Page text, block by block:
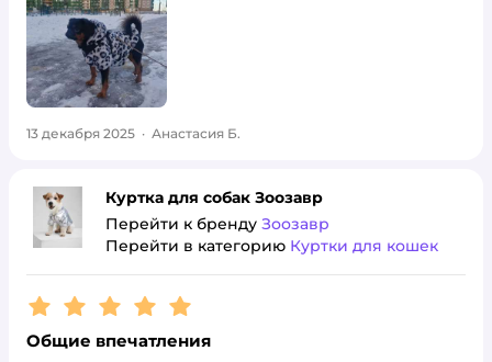
13 декабря 2025 · Анастасия Б.
Куртка для собак Зоозавр
Перейти к бренду Зоозавр
Перейти в категорию Куртки для кошек
Рейтинг:5
Общие впечатления